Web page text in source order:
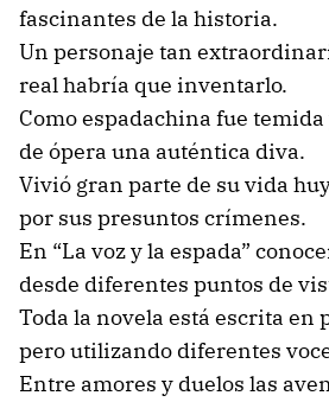
fascinantes de la historia.
Un personaje tan
real habría que inventarlo.
Como espadachina fue
de ópera una auténtica diva.
Vivió gran parte de su vida
por sus presuntos crímenes.
En “La voz y la espada”
desde diferentes puntos de
Toda la novela está escrita en
pero utilizando diferentes
Entre amores y duelos las